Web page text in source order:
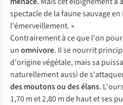
spectacle de la faune sauvage
l'émerveillement. »
Contrairement à ce que l'on
unomnivore. Il se nourrit
d'origine végétale, mais sa
naturellement aussi de
desmoutonsou des élans.
1,70 m et 2,80 m de haut et ses